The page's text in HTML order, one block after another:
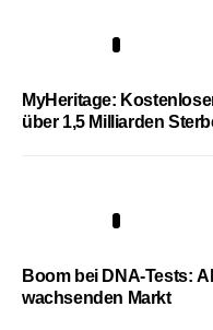
MyHeritage:
über 1,5 Milliarden
Boom bei DNA-Tests:
wachsenden Markt